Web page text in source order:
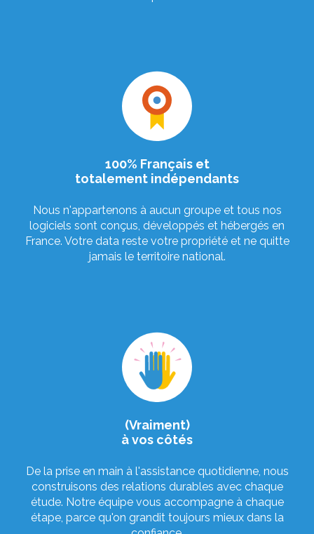
100% Français et
totalement indépendants
Nous n'appartenons à aucun groupe et tous nos
logiciels sont conçus, développés et hébergés en
France. Votre data reste votre propriété et ne quitte
jamais le territoire national.
(Vraiment)
à vos côtés
De la prise en main à l'assistance quotidienne, nous
construisons des relations durables avec chaque
étude. Notre équipe vous accompagne à chaque
étape, parce qu'on grandit toujours mieux dans la